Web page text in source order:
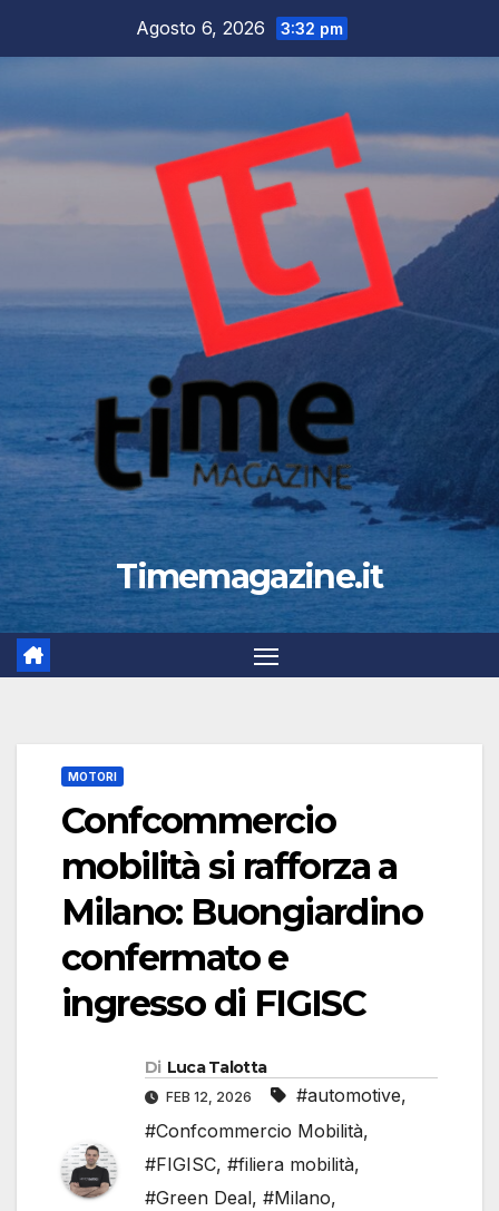
Agosto 6, 2026 3:32 pm
Timemagazine.it
MOTORI
Confcommercio
mobilità si rafforza a
Milano: Buongiardino
confermato e
ingresso di FIGISC
Di Luca Talotta
FEB 12, 2026 #automotive,
#Confcommercio Mobilità,
#FIGISC, #filiera mobilità,
#Green Deal, #Milano,